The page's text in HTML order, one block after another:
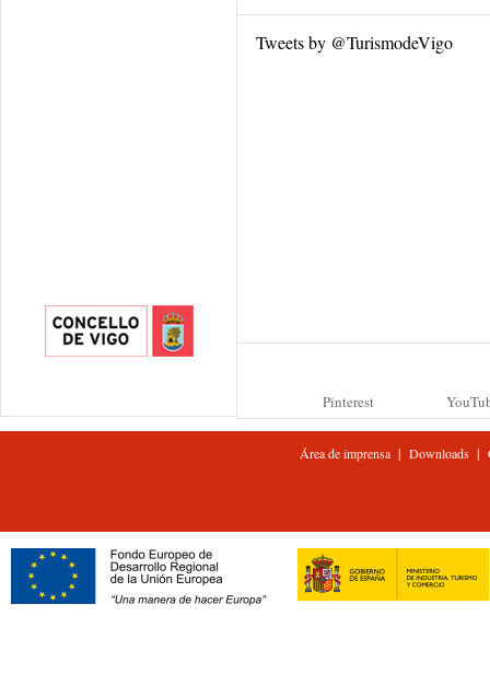
Tweets by @TurismodeVigo
Pinterest
Área de imprensa| Downloads|